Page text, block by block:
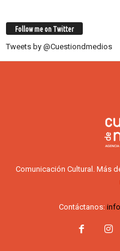
Follow me on Twitter
Tweets by @Cuestiondmedios
Comunicación Cultural. Más
Contáctanos: